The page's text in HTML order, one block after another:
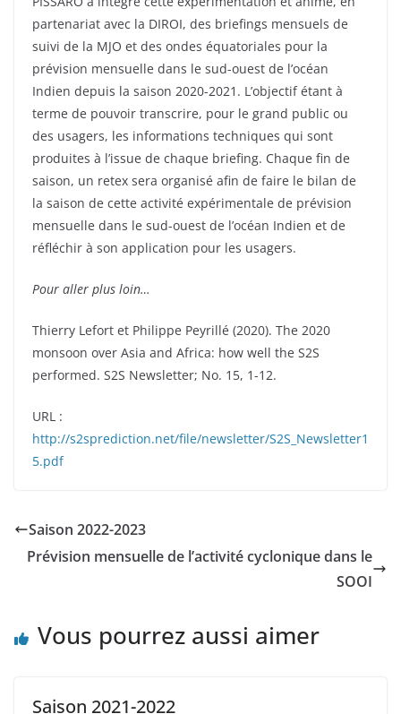
partenariat avec la DIROI, des briefings mensuels de
suivi de la MJO et des ondes équatoriales pour la
prévision mensuelle dans le sud-ouest de l’océan
Indien depuis la saison 2020-2021. L’objectif étant à
terme de pouvoir transcrire, pour le grand public ou
des usagers, les informations techniques qui sont
produites à l’issue de chaque briefing. Chaque fin de
saison, un retex sera organisé afin de faire le bilan de
la saison de cette activité expérimentale de prévision
mensuelle dans le sud-ouest de l’océan Indien et de
réfléchir à son application pour les usagers.
Pour aller plus loin…
Thierry Lefort et Philippe Peyrillé (2020). The 2020
monsoon over Asia and Africa: how well the S2S
performed. S2S Newsletter; No. 15, 1-12.
URL :
http://s2sprediction.net/file/newsletter/S2S_Newsletter1
5.pdf
Saison 2022-2023
Prévision mensuelle de l’activité cyclonique dans le
SOOI
Vous pourrez aussi aimer
Saison 2021-2022